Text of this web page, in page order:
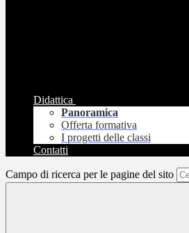
Didattica
Panoramica
Offerta formativa
I progetti delle classi
Contatti
Campo di ricerca per le pagine del sito